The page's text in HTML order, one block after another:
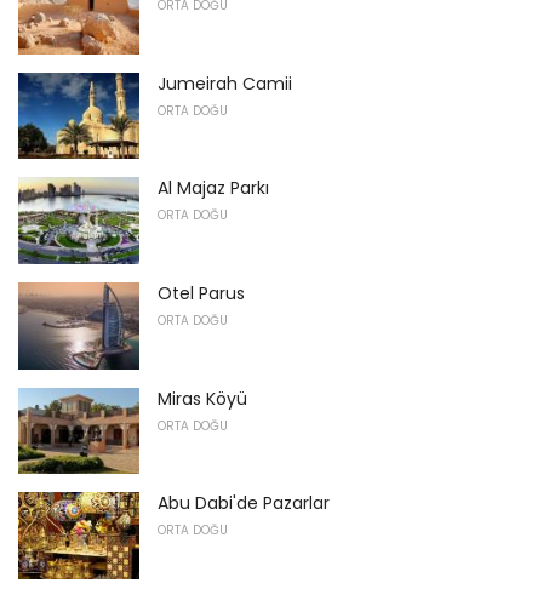
ORTA DOĞU
Jumeirah Camii
ORTA DOĞU
Al Majaz Parkı
ORTA DOĞU
Otel Parus
ORTA DOĞU
Miras Köyü
ORTA DOĞU
Abu Dabi'de Pazarlar
ORTA DOĞU